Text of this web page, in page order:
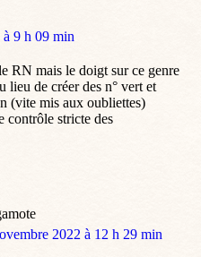
à 9 h 09 min
RN mais le doigt sur ce genre
lieu de créer des n° vert et
(vite mis aux oubliettes)
contrôle stricte des
2022 à 12 h 29 min